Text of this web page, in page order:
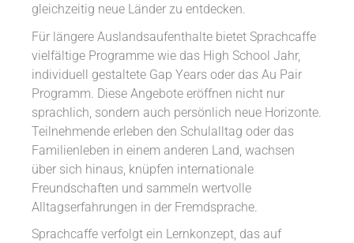
gleichzeitig neue Länder zu entdecken.
Für längere Auslandsaufenthalte bietet Sprachcaffe
vielfältige Programme wie das High School Jahr,
individuell gestaltete Gap Years oder das Au Pair
Programm. Diese Angebote eröffnen nicht nur
sprachlich, sondern auch persönlich neue Horizonte.
Teilnehmende erleben den Schulalltag oder das
Familienleben in einem anderen Land, wachsen
über sich hinaus, knüpfen internationale
Freundschaften und sammeln wertvolle
Alltagserfahrungen in der Fremdsprache.
Sprachcaffe verfolgt ein Lernkonzept, das auf